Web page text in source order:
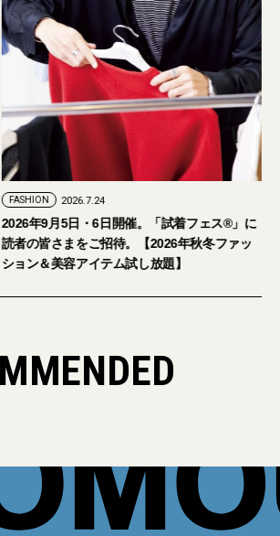
ジ
ト
FASHION 2026.7.24
2026年9月5日・6日開催。「試着フェス®︎
読者の皆さまをご招待。【2026年秋冬ファ
ション＆美容アイテム試し放題】